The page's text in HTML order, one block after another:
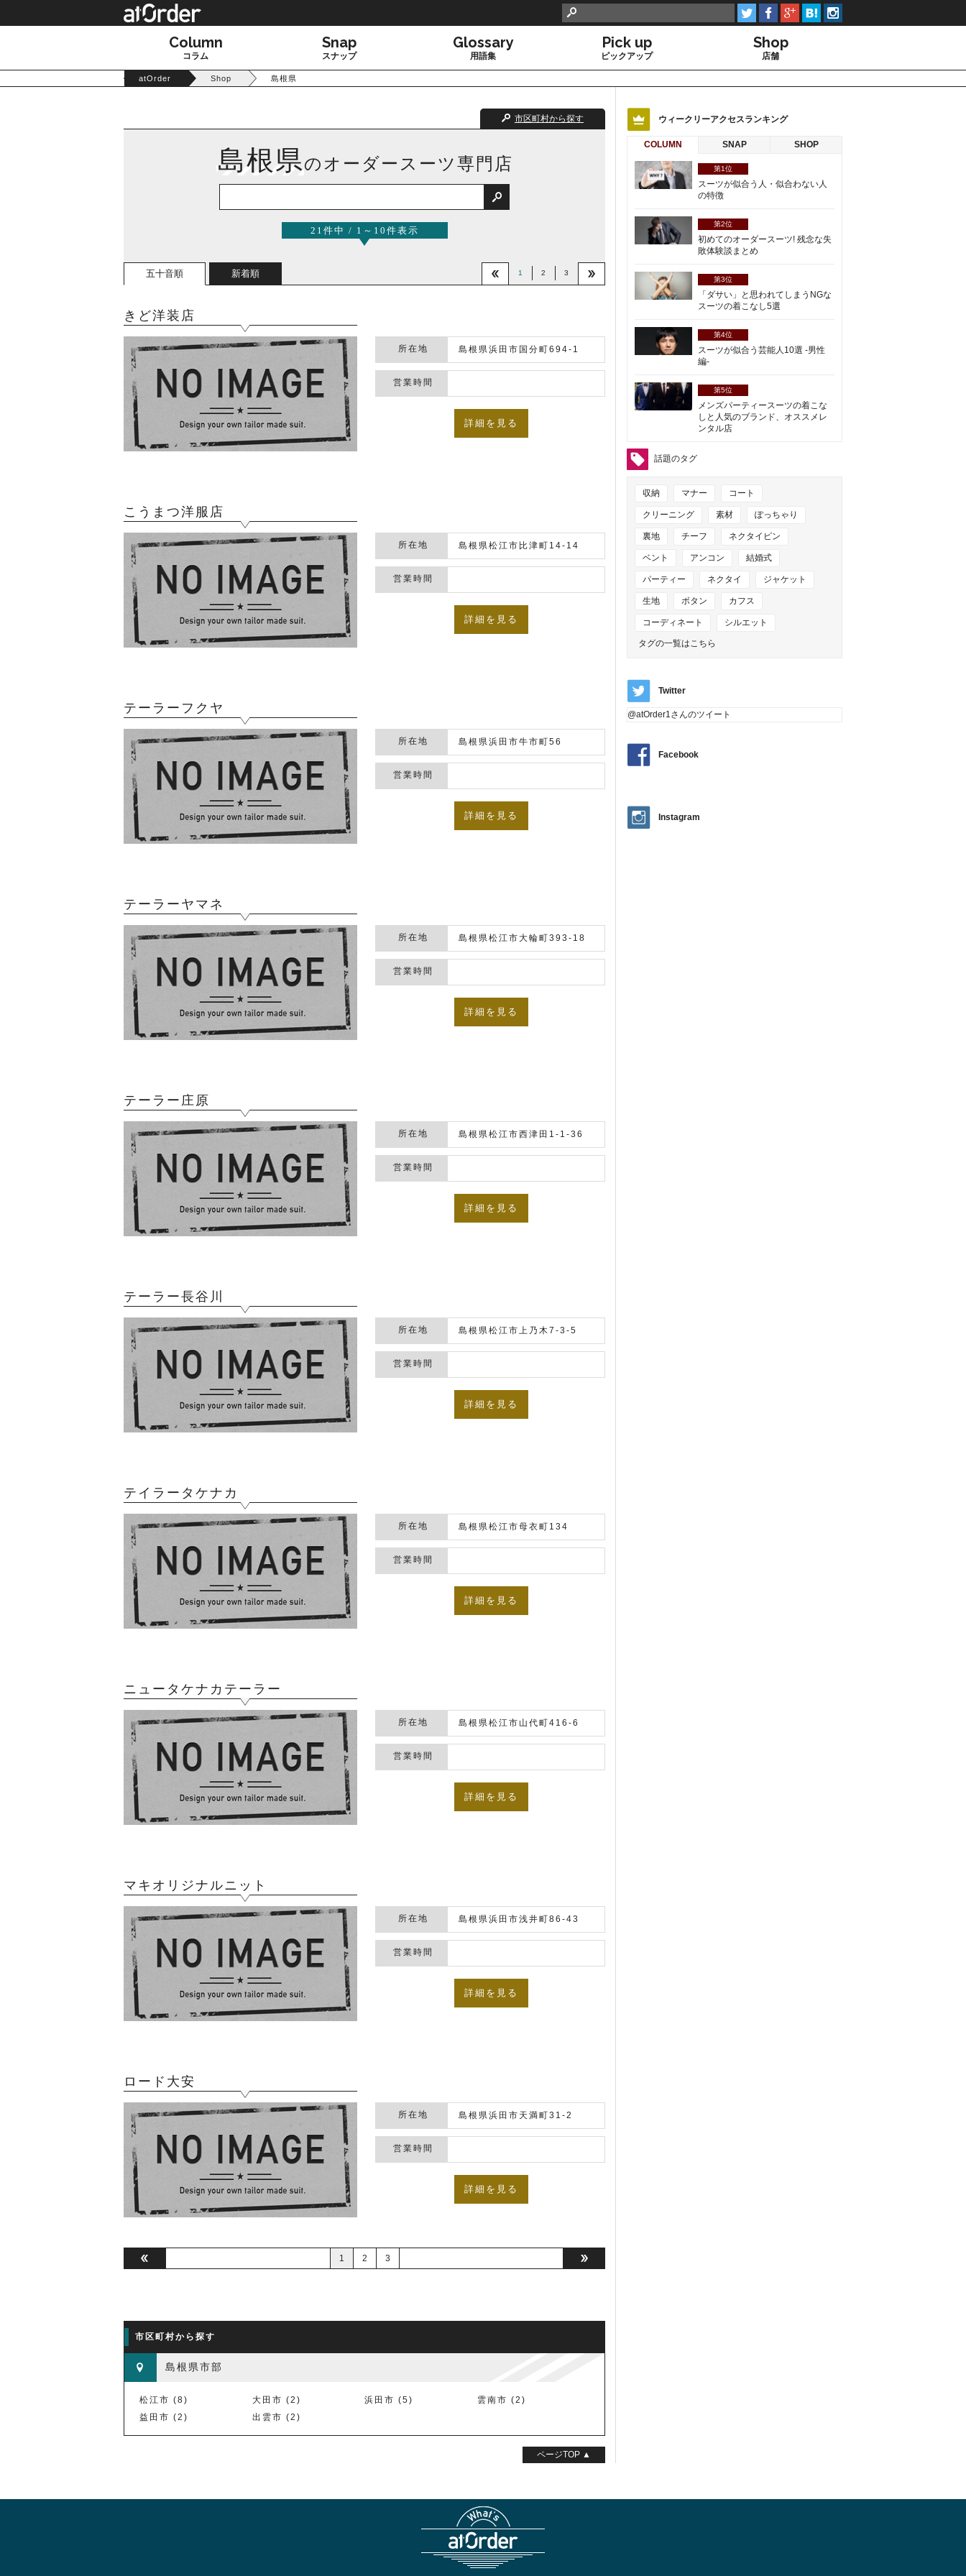
     
Column
コラム
Snap
スナップ
Glossary
用語集
Pick up
ピックアップ
Shop
店舗
atOrder Shop 島根県
市区町村から探す
島根県のオーダースーツ専門店

21件中 / 1～10件表示
五十音順 新着順  1 2 3 
きど洋装店
所在地 島根県浜田市国分町694-1
営業時間
詳細を見る
こうまつ洋服店
所在地 島根県松江市比津町14-14
営業時間
詳細を見る
テーラーフクヤ
所在地 島根県浜田市牛市町56
営業時間
詳細を見る
テーラーヤマネ
所在地 島根県松江市大輪町393-18
営業時間
詳細を見る
テーラー庄原
所在地 島根県松江市西津田1-1-36
営業時間
詳細を見る
テーラー長谷川
所在地 島根県松江市上乃木7-3-5
営業時間
詳細を見る
テイラータケナカ
所在地 島根県松江市母衣町134
営業時間
詳細を見る
ニュータケナカテーラー
所在地 島根県松江市山代町416-6
営業時間
詳細を見る
マキオリジナルニット
所在地 島根県浜田市浅井町86-43
営業時間
詳細を見る
ロード大安
所在地 島根県浜田市天満町31-2
営業時間
詳細を見る
 1 2 3 
市区町村から探す
島根県市部
松江市 (8) 大田市 (2) 浜田市 (5)
雲南市 (2)
益田市 (2)
出雲市 (2)
ページTOP
ウィークリーアクセスランキング
COLUMN SNAP SHOP
第1位
スーツが似合う人・似合わない人
の特徴
第2位
初めてのオーダースーツ! 残念な失
敗体験談まとめ
第3位
「ダサい」と思われてしまうNGな
スーツの着こなし5選
第4位
スーツが似合う芸能人10選 -男性
編-
第5位
メンズパーティースーツの着こな
しと人気のブランド、オススメレ
ンタル店
話題のタグ
収納 マナー コート
クリーニング 素材 ぽっちゃり
裏地 チーフ ネクタイピン
ベント アンコン 結婚式
パーティー ネクタイ ジャケット
生地 ボタン カフス
コーディネート シルエット
タグの一覧はこちら
Twitter
@atOrder1さんのツイート
Facebook
Instagram